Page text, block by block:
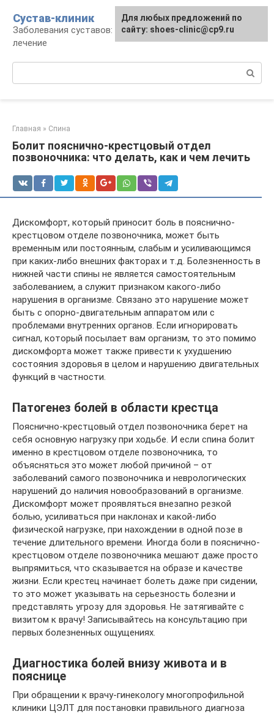
контенту
Сустав-клиник
Заболевания суставов: профилактика и
лечение
Главная » Спина
Болит пояснично-крестцовый отдел
позвоночника: что делать, как и чем лечить
Дискомфорт, который приносит боль в пояснично-
крестцовом отделе позвоночника, может быть
временным или постоянным, слабым и усиливающимся
при каких-либо внешних факторах и т.д. Болезненность в
нижней части спины не является самостоятельным
заболеванием, а служит признаком какого-либо
нарушения в организме. Связано это нарушение может
быть с опорно-двигательным аппаратом или с
проблемами внутренних органов. Если игнорировать
сигнал, который посылает вам организм, то это помимо
дискомфорта может также привести к ухудшению
состояния здоровья в целом и нарушению двигательных
функций в частности.
Патогенез болей в области крестца
Пояснично-крестцовый отдел позвоночника берет на
себя основную нагрузку при ходьбе. И если спина болит
именно в крестцовом отделе позвоночника, то
объясняться это может любой причиной – от
заболеваний самого позвоночника и неврологических
нарушений до наличия новообразований в организме.
Дискомфорт может проявляться внезапно резкой
болью, усиливаться при наклонах и какой-либо
физической нагрузке, при нахождении в одной позе в
течение длительного времени. Иногда боли в пояснично-
крестцовом отделе позвоночника мешают даже просто
выпрямиться, что сказывается на образе и качестве
жизни. Если крестец начинает болеть даже при сидении,
то это может указывать на серьезность болезни и
представлять угрозу для здоровья. Не затягивайте с
визитом к врачу! Записывайтесь на консультацию при
первых болезненных ощущениях.
Диагностика болей внизу живота и в
пояснице
При обращении к врачу-гинекологу многопрофильной
клиники ЦЭЛТ для постановки правильного диагноза
Для любых предложений по
сайту: shoes-clinic@cp9.ru